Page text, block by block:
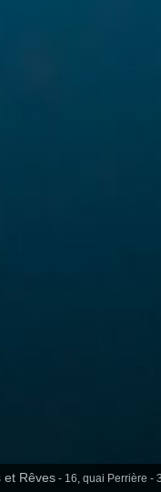
et Rêves- 16, quai Perrière -